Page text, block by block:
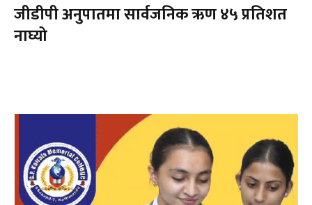
जीडीपी अनुपातमा सार्वजनिक ऋण ४५ प्रतिशत
नाघ्यो